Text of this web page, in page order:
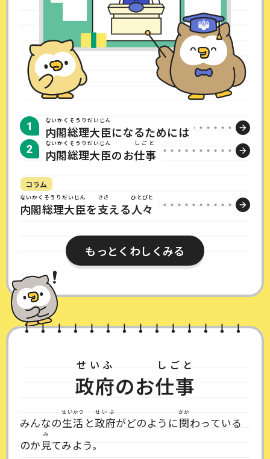
内閣総理大臣
ないかくそうりだいじん
になるためには
内閣総理大臣
ないかくそうりだいじん
のお仕事
しごと
コラム
内閣総理大臣
ないかくそうりだいじん
を支
ささ
える人々
ひとびと
もっとくわしくみる​
政府
せいふ
のお仕事
しごと
みんなの生活
せいかつ
と政府
せいふ
がどのように関
かか
わっている
のか見
み
てみよう。